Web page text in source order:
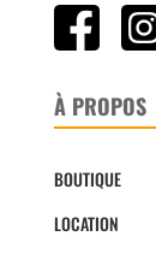
À PROPOS
BOUTIQUE
LOCATION